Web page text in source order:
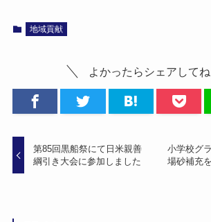
地域貢献
よかったらシェアしてね
第85回黒船祭にて日米親善
綱引き大会に参加しました
小学校グ
場砂補充